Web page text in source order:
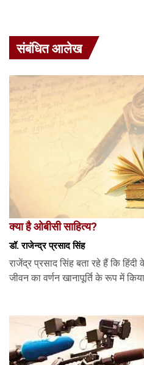
संबंधित आलेख
क्या है ओबीसी साहित्य?
डॉ. राजेन्द्र प्रसाद सिंह
राजेंद्र प्रसाद सिंह बता रहे हैं कि
जीवन का वर्णन खानापूर्ति के रूप में